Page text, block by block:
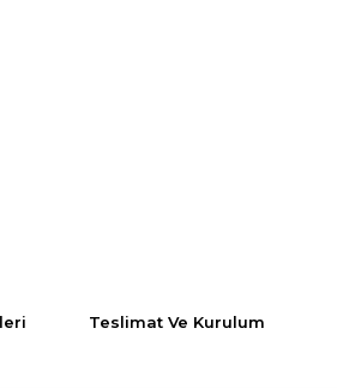
Teslimat Ve Kurulum